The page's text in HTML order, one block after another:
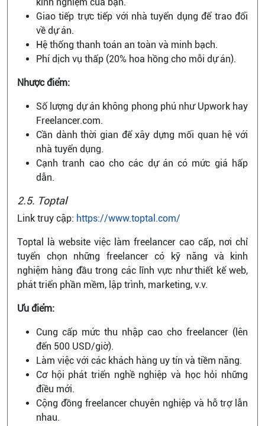
Giao tiếp trực tiếp với nhà tuyển dụng để trao đổi
về dự án.
Hệ thống thanh toán an toàn và minh bạch.
Phí dịch vụ thấp (20% hoa hồng cho mỗi dự án).
Nhược điểm:
Số lượng dự án không phong phú như Upwork hay
Freelancer.com.
Cần dành thời gian để xây dựng mối quan hệ với
nhà tuyển dụng.
Cạnh tranh cao cho các dự án có mức giá hấp
dẫn.
2.5. Toptal
Link truy cập: https://www.toptal.com/
Toptal là website việc làm freelancer cao cấp, nơi chỉ
tuyển chọn những freelancer có kỹ năng và kinh
nghiệm hàng đầu trong các lĩnh vực như thiết kế web,
phát triển phần mềm, lập trình, marketing, v.v.
Ưu điểm:
Cung cấp mức thu nhập cao cho freelancer (lên
đến 500 USD/giờ).
Làm việc với các khách hàng uy tín và tiềm năng.
Cơ hội phát triển nghề nghiệp và học hỏi những
điều mới.
Cộng đồng freelancer chuyên nghiệp và hỗ trợ lẫn
nhau.